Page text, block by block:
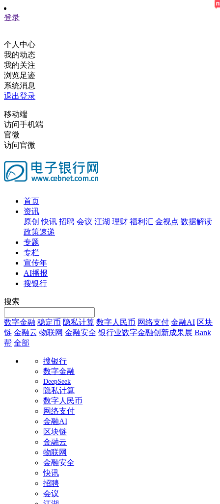
登录
个人中心
我的动态
我的关注
浏览足迹
系统消息
退出登录
移动端
访问手机端
官微
访问官微
首页
资讯
原创 快讯 招聘 会议 江湖 理财 福利汇 金视点 数据解读
政策速递
专题
专栏
宣传年
AI播报
搜银行
搜索
数字金融 稳定币 隐私计算 数字人民币 网络支付 金融AI 区块
链 金融云 物联网 金融安全 银行业数字金融创新成果展 Bank
帮 全部
搜银行
数字金融
DeepSeek
隐私计算
数字人民币
网络支付
金融AI
区块链
金融云
物联网
金融安全
快讯
招聘
会议